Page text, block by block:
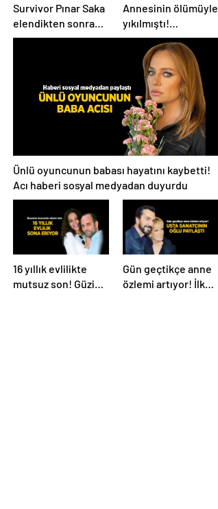
Survivor Pınar Saka
elendikten sonra
eşine kavuştu! Aşk
paylaştı
Annesinin ölümüyle
yıkılmıştı!
Tarkan’dan konser
paylaşımı
Ünlü oyuncunun babası hayatını kaybetti!
Acı haberi sosyal medyadan duyurdu
16 yıllık evlilikte
mutsuz son! Güzide
Gün geçtikçe anne
özlemi artıyor! İlker